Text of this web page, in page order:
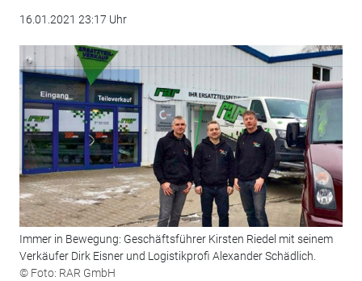
16.01.2021 23:17 Uhr
Immer in Bewegung: Geschäftsführer Kirsten Riedel mit seinem
Verkäufer Dirk Eisner und Logistikprofi Alexander Schädlich.
© Foto: RAR GmbH